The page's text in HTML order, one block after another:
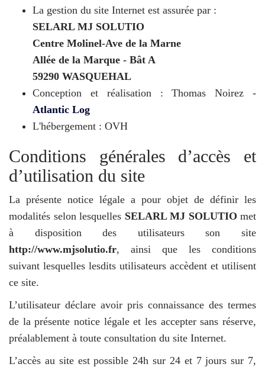
La gestion du site Internet est assurée par :
SELARL MJ SOLUTIO
Centre Molinel-Ave de la Marne
Allée de la Marque - Bât A
59290 WASQUEHAL
Conception et réalisation : Thomas Noirez -
Atlantic Log
L'hébergement : OVH
Conditions générales d’accès et
d’utilisation du site
La présente notice légale a pour objet de définir les
modalités selon lesquelles SELARL MJ SOLUTIO met
à disposition des utilisateurs son site
http://www.mjsolutio.fr, ainsi que les conditions
suivant lesquelles lesdits utilisateurs accèdent et utilisent
ce site.
L’utilisateur déclare avoir pris connaissance des termes
de la présente notice légale et les accepter sans réserve,
préalablement à toute consultation du site Internet.
L’accès au site est possible 24h sur 24 et 7 jours sur 7,